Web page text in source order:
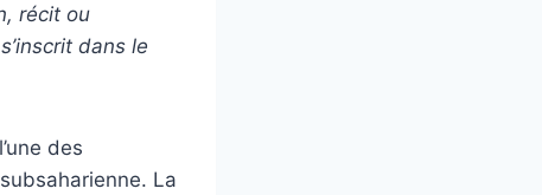
récit ou
dans le
des
La